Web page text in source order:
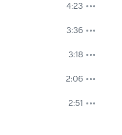
4:23
3:36
3:18
2:06
2:51